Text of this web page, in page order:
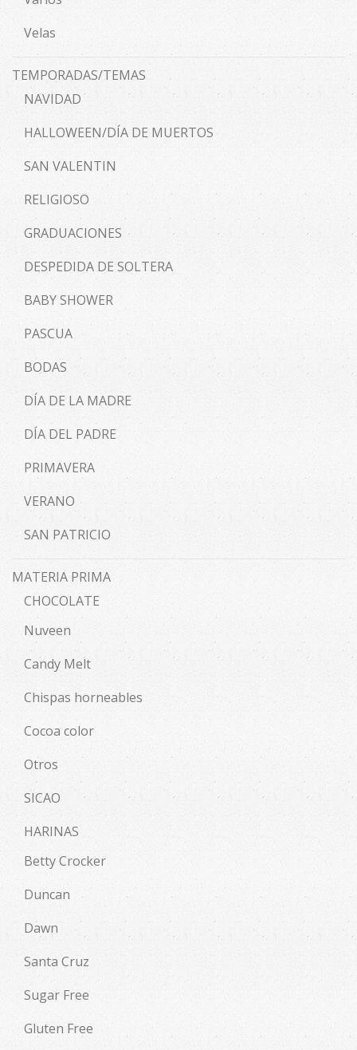
Velas
TEMPORADAS/TEMAS
NAVIDAD
HALLOWEEN/DÍA DE MUERTOS
SAN VALENTIN
RELIGIOSO
GRADUACIONES
DESPEDIDA DE SOLTERA
BABY SHOWER
PASCUA
BODAS
DÍA DE LA MADRE
DÍA DEL PADRE
PRIMAVERA
VERANO
SAN PATRICIO
MATERIA PRIMA
CHOCOLATE
Nuveen
Candy Melt
Chispas horneables
Cocoa color
Otros
SICAO
HARINAS
Betty Crocker
Duncan
Dawn
Santa Cruz
Sugar Free
Gluten Free